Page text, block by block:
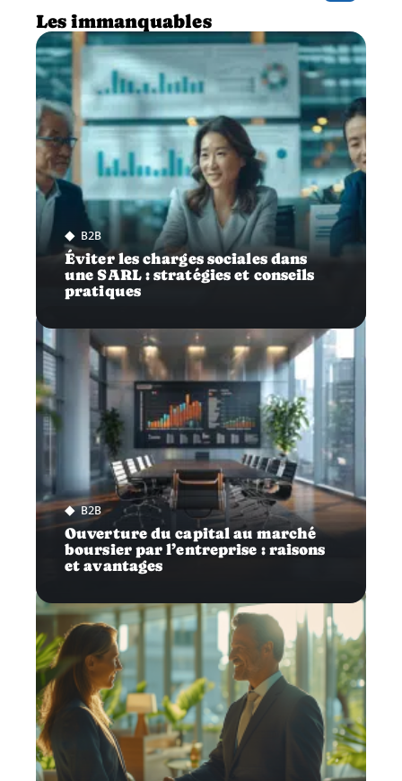
Les immanquables
B2B
Éviter les charges sociales dans
une SARL : stratégies et conseils
pratiques
B2B
Ouverture du capital au marché
boursier par l’entreprise : raisons
et avantages